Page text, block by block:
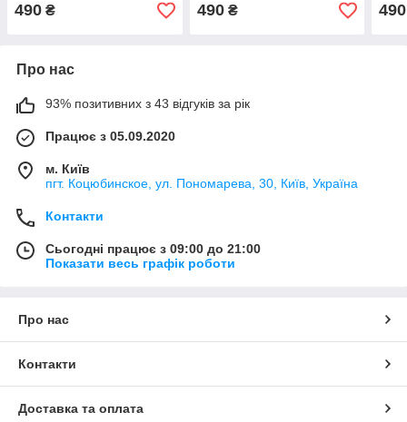
490 ₴ 490₴ 490
Про нас
93% позитивних з 43 відгуків за рік
Працює з 05.09.2020
м. Київ
пгт. Коцюбинское, ул. Пономарева, 30, Київ, Україна
Контакти
Сьогодні працює з 09:00 до 21:00
Показати весь графік роботи
Про нас
Контакти
Доставка та оплата